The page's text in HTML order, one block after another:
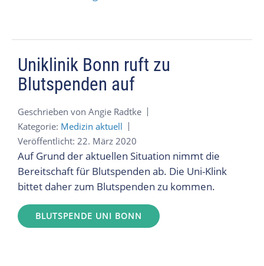
Uniklinik Bonn ruft zu
Blutspenden auf
Geschrieben von Angie Radtke
Kategorie: Medizin aktuell
Veröffentlicht: 22. März 2020
Auf Grund der aktuellen Situation nimmt die
Bereitschaft für Blutspenden ab. Die Uni-Klink
bittet daher zum Blutspenden zu kommen.
BLUTSPENDE UNI BONN